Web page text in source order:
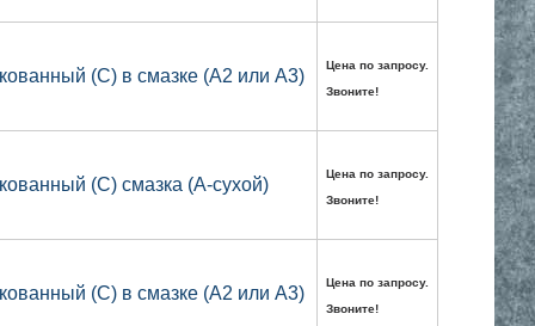
(C) в смазке (А2 или А3)
Цена по запросу.
Звоните!
(C) смазка (А-сухой)
Цена по запросу.
Звоните!
(C) в смазке (А2 или А3)
Цена по запросу.
Звоните!